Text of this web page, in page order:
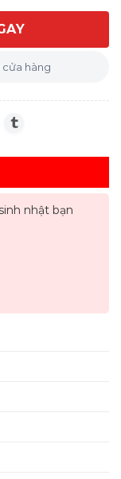
Violet
cửa hàng
nhật bạn